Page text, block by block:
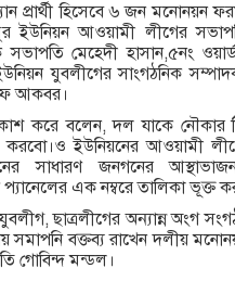
প্রার্থী হিসেবে ৬ জন মনোনয়ন
ইউনিয়ন আওয়ামী লীগের
মেহেদী হাসান,৫নং
যুবলীগের সাংগঠনিক
আকবর।
করে বলেন, দল যাকে নৌকার
ইউনিয়নের আওয়ামী
সাধারণ জনগনের
এক নম্বরে তালিকা ভূক্ত
ছাত্রলীগের অন্যান্ন অংগ
সমাপনি বক্তব্য রাখেন দলীয়
গোবিন্দ মন্ডল।